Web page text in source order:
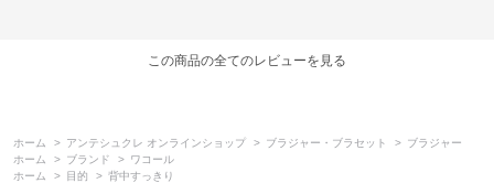
この商品の全てのレビューを見る
ホーム > アンテシュクレ オンラインショップ > ブラジャー・ブラセット > ブラジャー
ホーム
> ブランド > ワコール
ホーム
> 目的 > 背中すっきり